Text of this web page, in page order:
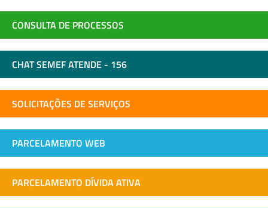
CONSULTA DE PROCESSOS
CHAT SEMEF ATENDE - 156
SOLICITAÇÕES DE SERVIÇOS
PARCELAMENTO WEB
PARCELAMENTO DÍVIDA ATIVA